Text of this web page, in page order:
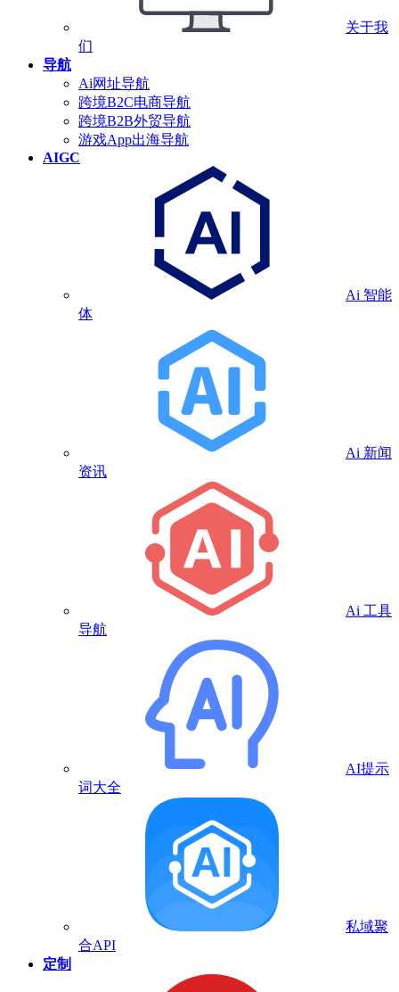
关于我
们
导航
Ai网址导航
跨境B2C电商导航
跨境B2B外贸导航
游戏App出海导航
AIGC
Ai 智能
体
Ai 新闻
资讯
Ai 工具
导航
AI提示
词大全
私域聚
合API
定制